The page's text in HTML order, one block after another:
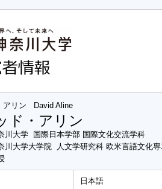
リン David Aline
ド・アリン
川大学 国際日本学部 国際文化交流学科
川大学大学院 人文学研究科 欧米言語文化
日本語